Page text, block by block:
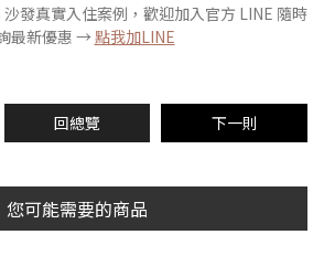
沙發真實入住案例，歡迎加入官方 LINE 隨時
最新優惠 →點我加LINE
回總覽 下一則
您可能需要的商品